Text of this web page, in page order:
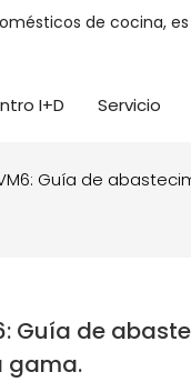
de cocina,
I+D Servicio
Guía de
de
gama.